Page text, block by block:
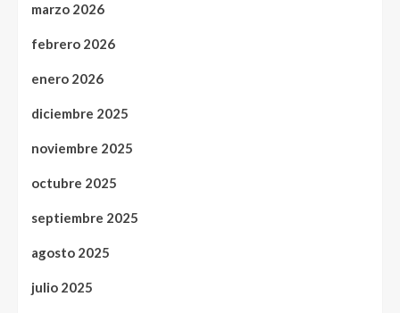
marzo 2026
febrero 2026
enero 2026
diciembre 2025
noviembre 2025
octubre 2025
septiembre 2025
agosto 2025
julio 2025